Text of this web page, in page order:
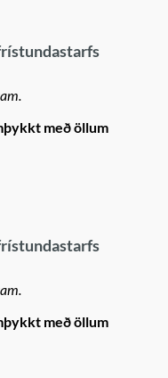
með öllum
með öllum